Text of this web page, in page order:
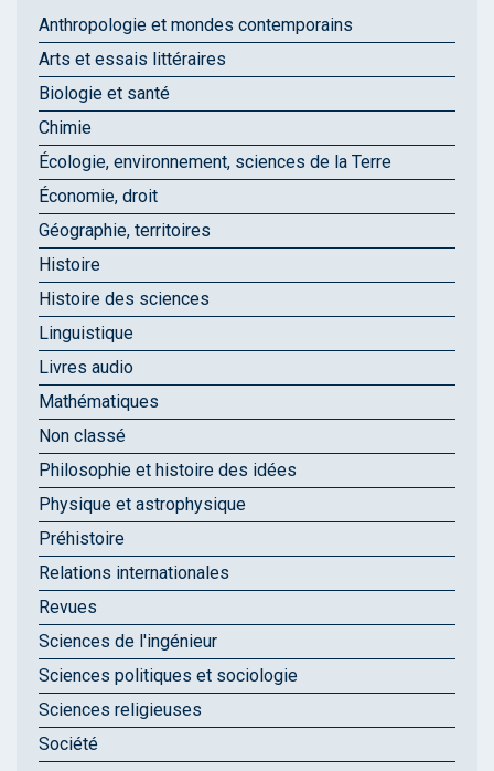
Anthropologie et mondes contemporains
Arts et essais littéraires
Biologie et santé
Chimie
Écologie, environnement, sciences de la Terre
Économie, droit
Géographie, territoires
Histoire
Histoire des sciences
Linguistique
Livres audio
Mathématiques
Non classé
Philosophie et histoire des idées
Physique et astrophysique
Préhistoire
Relations internationales
Revues
Sciences de l'ingénieur
Sciences politiques et sociologie
Sciences religieuses
Société